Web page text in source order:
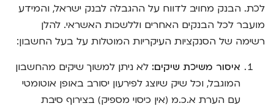
לכת. הבנק מחויב לדווח על ההגבלה לבנק ישראל, והמידע
מועבר לכל הבנקים האחרים וללשכות האשראי. להלן
רשימה של הסנקציות העיקריות המוטלות על בעל החשבון:
איסור משיכת שיקים: לא ניתן למשוך שיקים מהחשבון
המוגבל, וכל שיק שיוצג לפירעון יסורב באופן אוטומטי
עם הערת א.כ.מ (אין כיסוי מספיק) בצירוף סיבת